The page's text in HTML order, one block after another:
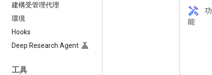
建構受管理代理
環境
Hooks
Deep Research Agent
工具
handyman
功
能